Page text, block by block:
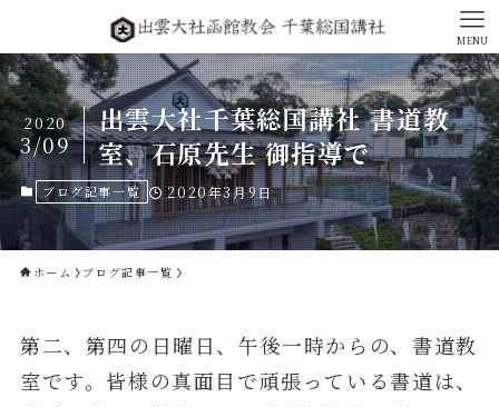
MENU
出雲大社千葉総国講社 書道教
室、石原先生 御指導で
2020
3/09
ブログ記事一覧 2020年3月9日
ホーム ブログ記事一覧
第二、第四の日曜日、午後一時からの、書道教
室です。皆様の真面目で頑張っている書道は、